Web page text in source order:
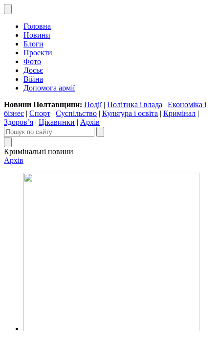
Головна
Новини
Блоги
Проекти
Фото
Досьє
Війна
Допомога армії
Новини Полтавщини: Події| Політика і влада | Економіка і
бізнес | Спорт | Суспільство | Культура і освіта | Кримінал |
Здоров’я | Цікавинки | Архів
Кримінальні новини
Архів